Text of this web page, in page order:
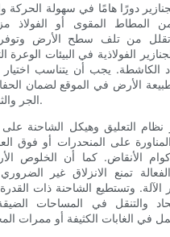
دورًا هامًا في سهولة الحركة
المطاط المقوى أو الفولاذ
تقلل من تلف سطح الأرض وتوفر
الفولاذية في البيئات الوعرة
الكاشطة. يجب أن يتناسب اختيار
الأرض في الموقع لضمان
الجر والثبات للشاحنة.
نظام التعليق وهيكل الشاحنة
على المنحدرات أو فوق
الأنقاض. كما أن الخلوص
تمنع الانزلاق غير
الآلة. وتستطيع الشاحنة ذات
والتنقل في المساحات